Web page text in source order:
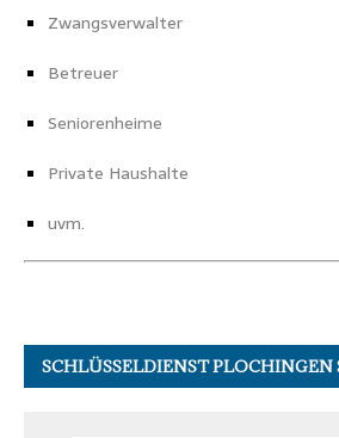
Zwangsverwalter
Betreuer
Seniorenheime
Private Haushalte
uvm.
SCHLÜSSELDIENST PLOCHINGEN